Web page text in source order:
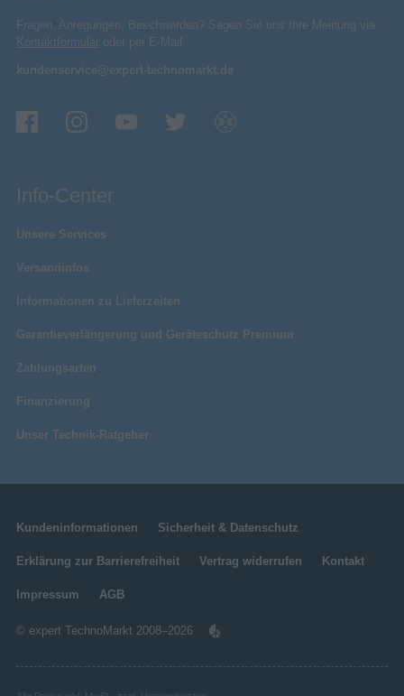
Fragen, Anregungen, Beschwerden? Sagen Sie uns Ihre Meinung via
Kontaktformular oder per E-Mail:
kundenservice@expert-technomarkt.de
Info-Center
Unsere Services
Versandinfos
Informationen zu Lieferzeiten
Garantieverlängerung und Geräteschutz Premium
Zahlungsarten
Finanzierung
Unser Technik-Ratgeber
Kundeninformationen Sicherheit & Datenschutz
Erklärung zur Barrierefreiheit Vertrag widerrufen Kontakt
Impressum AGB
© expert TechnoMarkt 2008–2026